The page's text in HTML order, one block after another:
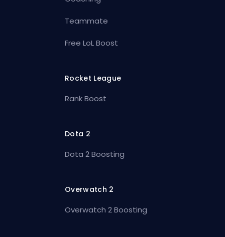
Teammate
Free LoL Boost
Rocket League
Rank Boost
Dota 2
Dota 2 Boosting
Overwatch 2
Overwatch 2 Boosting